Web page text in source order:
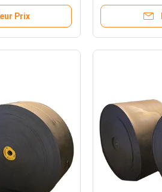
Prix
client